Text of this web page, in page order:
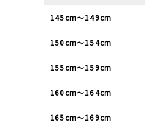
145cm〜149cm
150cm〜154cm
155cm〜159cm
160cm〜164cm
165cm〜169cm